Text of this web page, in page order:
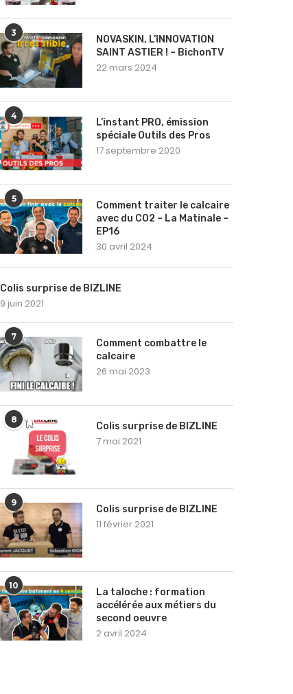
3
NOVASKIN, L’INNOVATION
SAINT ASTIER ! – BichonTV
22 mars 2024
4
L’instant PRO, émission
spéciale Outils des Pros
17 septembre 2020
5
Comment traiter le calcaire
avec du CO2 – La Matinale –
EP16
30 avril 2024
Colis surprise de BIZLINE
9 juin 2021
7
Comment combattre le
calcaire
26 mai 2023
8
Colis surprise de BIZLINE
7 mai 2021
9
Colis surprise de BIZLINE
11 février 2021
10
La taloche : formation
accélérée aux métiers du
second oeuvre
2 avril 2024